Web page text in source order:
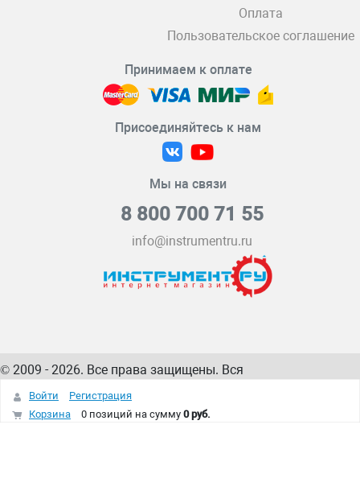
Оплата
Пользовательское соглашение
Принимаем к оплате
Присоединяйтесь к нам
Мы на связи
8 800 700 71 55
info@instrumentru.ru
© 2009 - 2026. Все права защищены. Вся
информация на сайте – собственность
интернет-магазина
Войти
Регистрация
Корзина
0 позиций на сумму 0 руб.